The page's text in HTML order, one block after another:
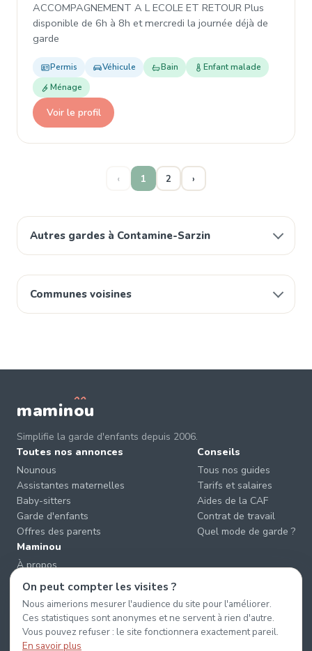
Autres gardes à Contamine-Sarzin
Communes voisines
ACCOMPAGNEMENT A L ECOLE ET RETOUR Plus
disponible de 6h à 8h et mercredi la journée déjà de
garde
Permis Véhicule Bain
Enfant malade
Ménage
Voir le profil
‹ 1 2 ›
maminou
Simplifie la garde d'enfants depuis 2006.
Toutes nos annonces
Nounous
Assistantes maternelles
Baby-sitters
Garde d'enfants
Offres des parents
Conseils
Tous nos guides
Tarifs et salaires
Aides de la CAF
Contrat de travail
Quel mode de garde ?
Maminou
À propos
Nous contacter
Éviter les arnaques
CGU & CGV
Confidentialité
On peut compter les visites ?
Nous aimerions mesurer l'audience du site pour l'améliorer.
Ces statistiques sont anonymes et ne servent à rien d'autre.
Vous pouvez refuser : le site fonctionnera exactement pareil.
En savoir plus